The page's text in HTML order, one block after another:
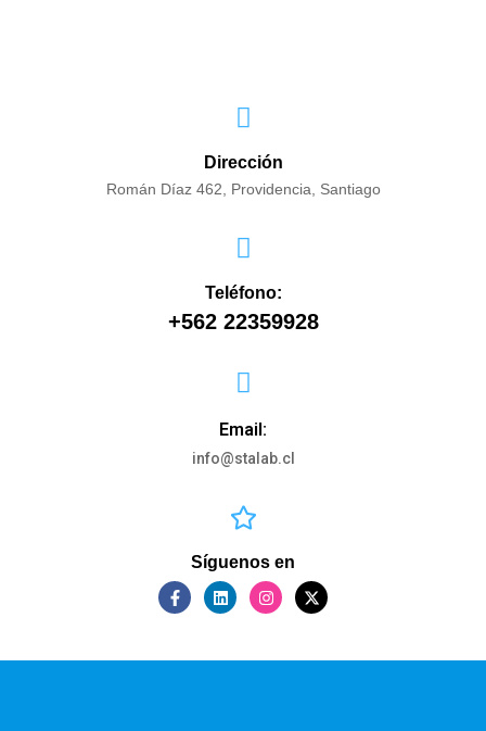
Dirección
Román Díaz 462, Providencia, Santiago
Teléfono:
+562 22359928
Email:
info@stalab.cl
Síguenos en